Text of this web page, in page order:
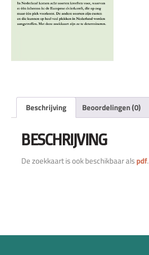
Beschrijving Beoordelingen (0)
BESCHRIJVING
De zoekkaart is ook beschikbaar alspdf.